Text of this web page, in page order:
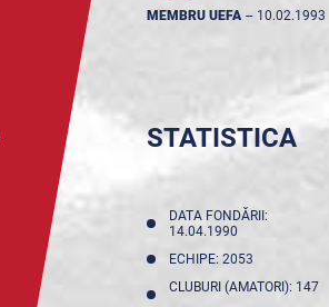
MEMBRU UEFA -- 10.02.1993
STATISTICA
DATA FONDĂRII:
14.04.1990
ECHIPE: 2053
CLUBURI (AMATORI): 147